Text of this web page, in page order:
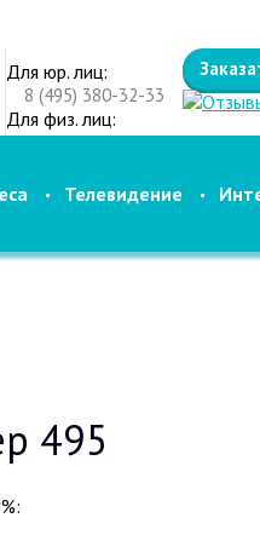
Для юр. лиц:
8 (495) 380-32-33
Для физ. лиц:
8 (495) 012-88-88
Телевидение
495